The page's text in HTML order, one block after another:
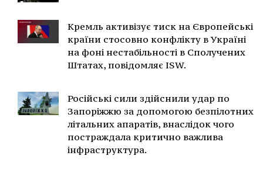
Кремль активізує тиск на Європейські
країни стосовно конфлікту в Україні
на фоні нестабільності в Сполучених
Штатах, повідомляє ISW.
Російські сили здійснили удар по
Запоріжжю за допомогою безпілотних
літальних апаратів, внаслідок чого
постраждала критично важлива
інфраструктура.